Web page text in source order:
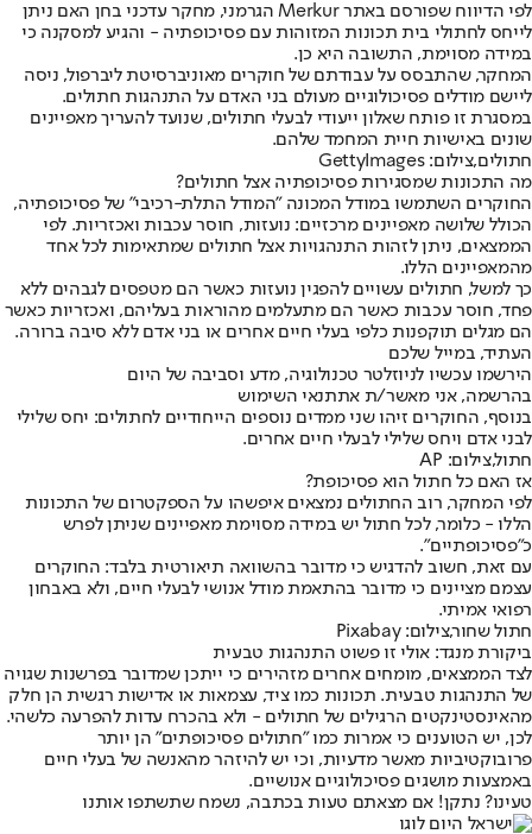
לפי הדיווח שפורסם באתר Merkur הגרמני, מחקר עדכני בחן האם ניתן
לייחס לחתולי בית תכונות המזוהות עם פסיכופתיה - והגיע למסקנה כי
במידה מסוימת, התשובה היא כן.
המחקר, שהתבסס על עבודתם של חוקרים מאוניברסיטת ליברפול, ניסה
ליישם מודלים פסיכולוגיים מעולם בני האדם על התנהגות חתולים.
במסגרת זו פותח שאלון ייעודי לבעלי חתולים, שנועד להעריך מאפיינים
שונים באישיות חיית המחמד שלהם.
חתולים,צילום: GettyImages
מה התכונות שמסגירות פסיכופתיה אצל חתולים?
החוקרים השתמשו במודל המכונה "המודל התלת-רכיבי" של פסיכופתיה,
הכולל שלושה מאפיינים מרכזיים: נועזות, חוסר עכבות ואכזריות. לפי
הממצאים, ניתן לזהות התנהגויות אצל חתולים שמתאימות לכל אחד
מהמאפיינים הללו.
כך למשל, חתולים עשויים להפגין נועזות כאשר הם מטפסים לגבהים ללא
פחד, חוסר עכבות כאשר הם מתעלמים מהוראות בעליהם, ואכזריות כאשר
הם מגלים תוקפנות כלפי בעלי חיים אחרים או בני אדם ללא סיבה ברורה.
העתיד, במייל שלכם
הירשמו עכשיו לניוזלטר טכנולוגיה, מדע וסביבה של היום
בהרשמה, אני מאשר/ת אתתנאי השימוש
בנוסף, החוקרים זיהו שני ממדים נוספים הייחודיים לחתולים: יחס שלילי
לבני אדם ויחס שלילי לבעלי חיים אחרים.
חתול,צילום: AP
אז האם כל חתול הוא פסיכופת?
לפי המחקר, רוב החתולים נמצאים איפשהו על הספקטרום של התכונות
הללו - כלומר, לכל חתול יש במידה מסוימת מאפיינים שניתן לפרש
כ"פסיכופתיים".
עם זאת, חשוב להדגיש כי מדובר בהשוואה תיאורטית בלבד: החוקרים
עצמם מציינים כי מדובר בהתאמת מודל אנושי לבעלי חיים, ולא באבחון
רפואי אמיתי.
חתול שחור,צילום: Pixabay
ביקורת מנגד: אולי זו פשוט התנהגות טבעית
לצד הממצאים, מומחים אחרים מזהירים כי ייתכן שמדובר בפרשנות שגויה
של התנהגות טבעית. תכונות כמו ציד, עצמאות או אדישות רגשית הן חלק
מהאינסטינקטים הרגילים של חתולים - ולא בהכרח עדות להפרעה כלשהי.
לכן, יש הטוענים כי אמרות כמו "חתולים פסיכופתים" הן יותר
פרובוקטיביות מאשר מדעיות, וכי יש להיזהר מהאנשה של בעלי חיים
באמצעות מושגים פסיכולוגיים אנושיים.
טעינו? נתקן! אם מצאתם טעות בכתבה, נשמח שתשתפו אותנו